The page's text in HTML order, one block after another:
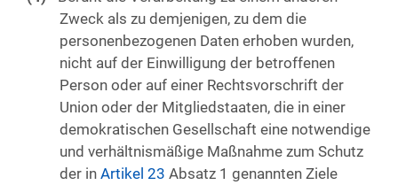
Zweck als zu demjenigen, zu dem die
personenbezogenen Daten erhoben wurden,
nicht auf der Einwilligung der betroffenen
Person oder auf einer Rechtsvorschrift der
Union oder der Mitgliedstaaten, die in einer
demokratischen Gesellschaft eine notwendige
und verhältnismäßige Maßnahme zum Schutz
der in Artikel 23 Absatz 1 genannten Ziele